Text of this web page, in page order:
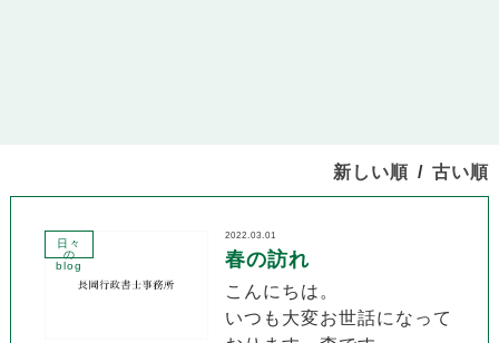
新しい順 古い順
日々
の
blog
2022.03.01
春の訪れ
こんにちは。
いつも大変お世話になって